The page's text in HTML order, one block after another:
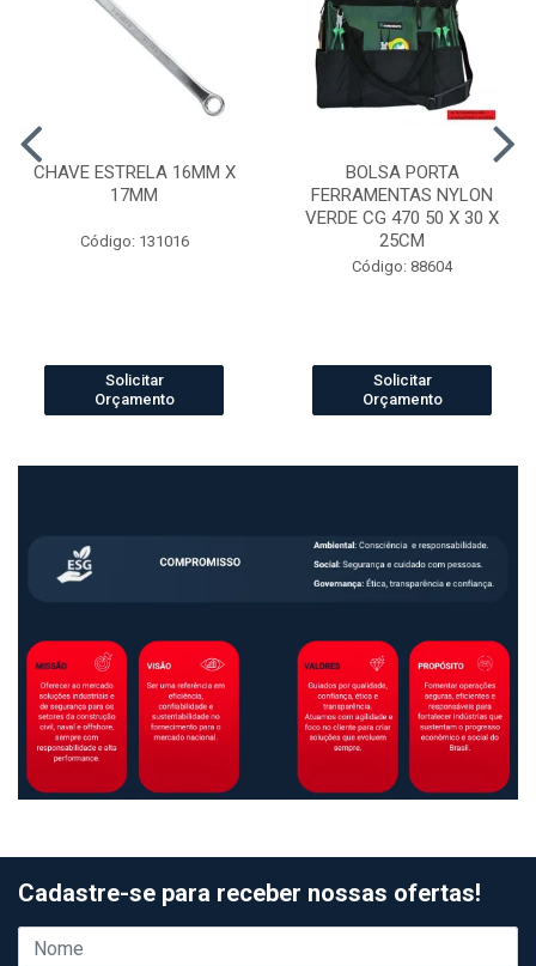
CHAVE ESTRELA 16MM X
17MM
Código: 131016
Solicitar
Orçamento
BOLSA PORTA
FERRAMENTAS NYLON
VERDE CG 470 50 X 30 X
25CM
Código: 88604
Solicitar
Orçamento
Cadastre-se para receber nossas ofertas!